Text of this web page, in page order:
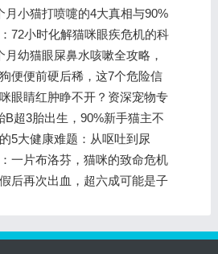
月小猫打喷嚏的4大真相与90%
72小时化解猫咪眼疾危机的科
幼猫眼屎鼻水咳嗽全攻略，
便便前硬后稀，这7个危险信
眼睛红肿睁不开？资深宠物专
指南
B超3胎出生，90%新手猫主不
5大健康难题：从呕吐到尿
一片布洛芬，猫咪的致命危机
后再次出血，超六成可能是子